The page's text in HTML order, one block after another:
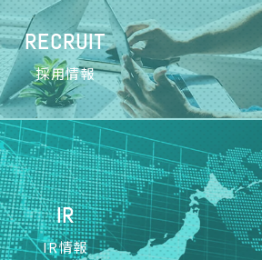
RECRUIT
採用情報
IR
IR情報